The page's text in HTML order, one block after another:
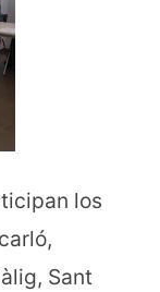
los
Sant